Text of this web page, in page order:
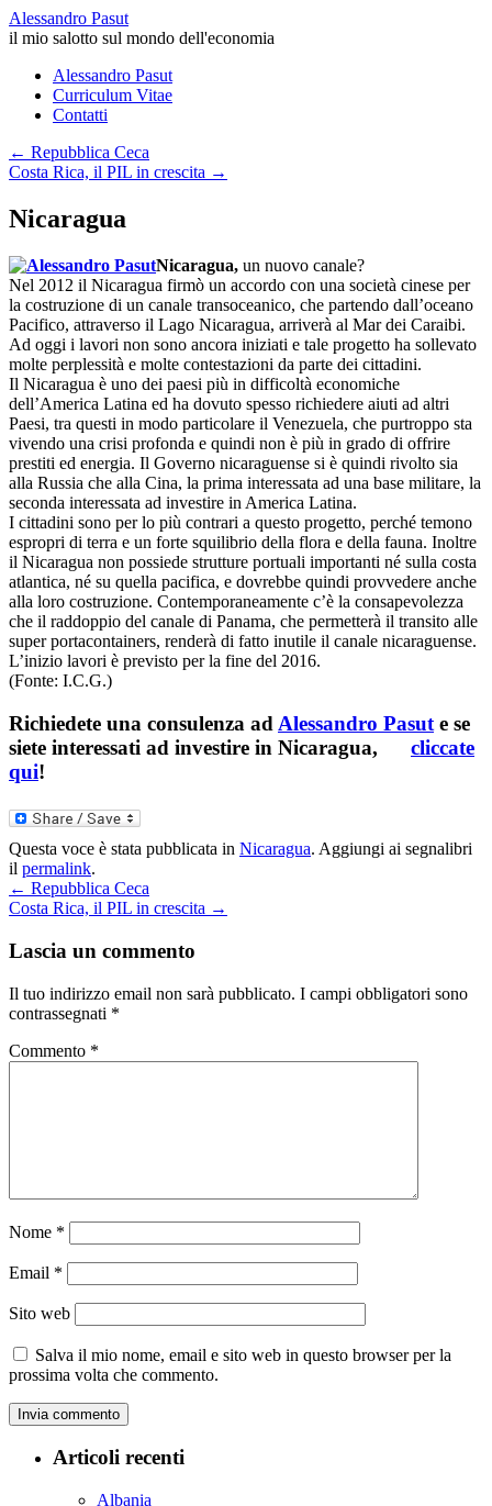
Alessandro Pasut
il mio salotto sul mondo dell'economia
Salta
contenuto
Alessandro Pasut
Curriculum Vitae
Contatti
← Repubblica Ceca
Costa Rica, il PIL in crescita →
Nicaragua
Nicaragua, un nuovo canale?
Nel 2012 il Nicaragua firmò un accordo con una società cinese per
la costruzione di un canale transoceanico, che partendo dall’oceano
Pacifico, attraverso il Lago Nicaragua, arriverà al Mar dei Caraibi.
Ad oggi i lavori non sono ancora iniziati e tale progetto ha sollevato
molte perplessità e molte contestazioni da parte dei cittadini.
Il Nicaragua è uno dei paesi più in difficoltà economiche
dell’America Latina ed ha dovuto spesso richiedere aiuti ad altri
Paesi, tra questi in modo particolare il Venezuela, che purtroppo sta
vivendo una crisi profonda e quindi non è più in grado di offrire
prestiti ed energia. Il Governo nicaraguense si è quindi rivolto sia
alla Russia che alla Cina, la prima interessata ad una base militare, la
seconda interessata ad investire in America Latina.
I cittadini sono per lo più contrari a questo progetto, perché temono
espropri di terra e un forte squilibrio della flora e della fauna. Inoltre
il Nicaragua non possiede strutture portuali importanti né sulla costa
atlantica, né su quella pacifica, e dovrebbe quindi provvedere anche
alla loro costruzione. Contemporaneamente c’è la consapevolezza
che il raddoppio del canale di Panama, che permetterà il transito alle
super portacontainers, renderà di fatto inutile il canale nicaraguense.
L’inizio lavori è previsto per la fine del 2016.
(Fonte: I.C.G.)
Richiedete una consulenza ad Alessandro Pasut e se
siete interessati ad investire in Nicaragua, cliccate
qui!
Questa voce è stata pubblicata in Nicaragua. Aggiungi ai segnalibri
il permalink.
← Repubblica Ceca
Costa Rica, il PIL in crescita →
Lascia un commento
Il tuo indirizzo email non sarà pubblicato. I campi obbligatori sono
contrassegnati *
Commento *
Nome *
Email *
Sito web
Salva il mio nome, email e sito web in questo browser per la
prossima volta che commento.
Articoli recenti
Albania